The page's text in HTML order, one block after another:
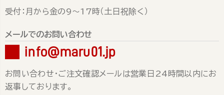
受付：月から金の9～17時（土日祝除く）
メールでのお問い合わせ
info@maru01.jp
お問い合わせ・ご注文確認メールは営業日24時間以内にお
返事しております。